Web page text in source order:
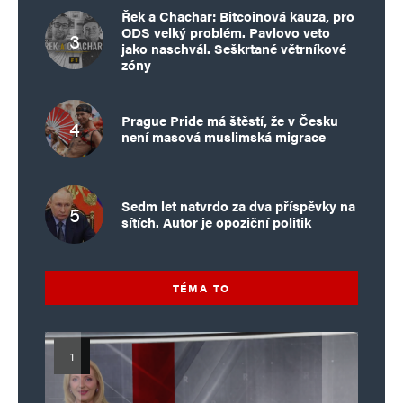
Řek a Chachar: Bitcoinová kauza, pro
ODS velký problém. Pavlovo veto
jako naschvál. Seškrtané větrníkové
zóny
Prague Pride má štěstí, že v Česku
není masová muslimská migrace
Sedm let natvrdo za dva příspěvky na
sítích. Autor je opoziční politik
TÉMA TO